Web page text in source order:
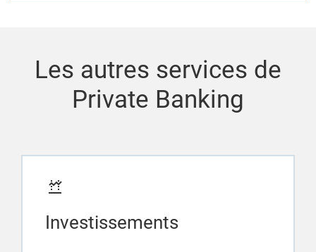
Les autres services de
Private Banking
Investissements